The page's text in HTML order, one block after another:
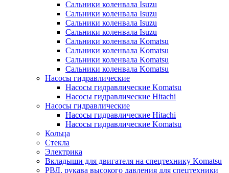
Сальники коленвала Isuzu
Сальники коленвала Isuzu
Сальники коленвала Isuzu
Сальники коленвала Isuzu
Сальники коленвала Komatsu
Сальники коленвала Komatsu
Сальники коленвала Komatsu
Сальники коленвала Komatsu
Насосы гидравлические
Насосы гидравлические Komatsu
Насосы гидравлические Hitachi
Насосы гидравлические
Насосы гидравлические Hitachi
Насосы гидравлические Komatsu
Кольца
Стекла
Электрика
Вкладыши для двигателя на спецтехнику Komatsu
РВД, рукава высокого давления для спецтехники